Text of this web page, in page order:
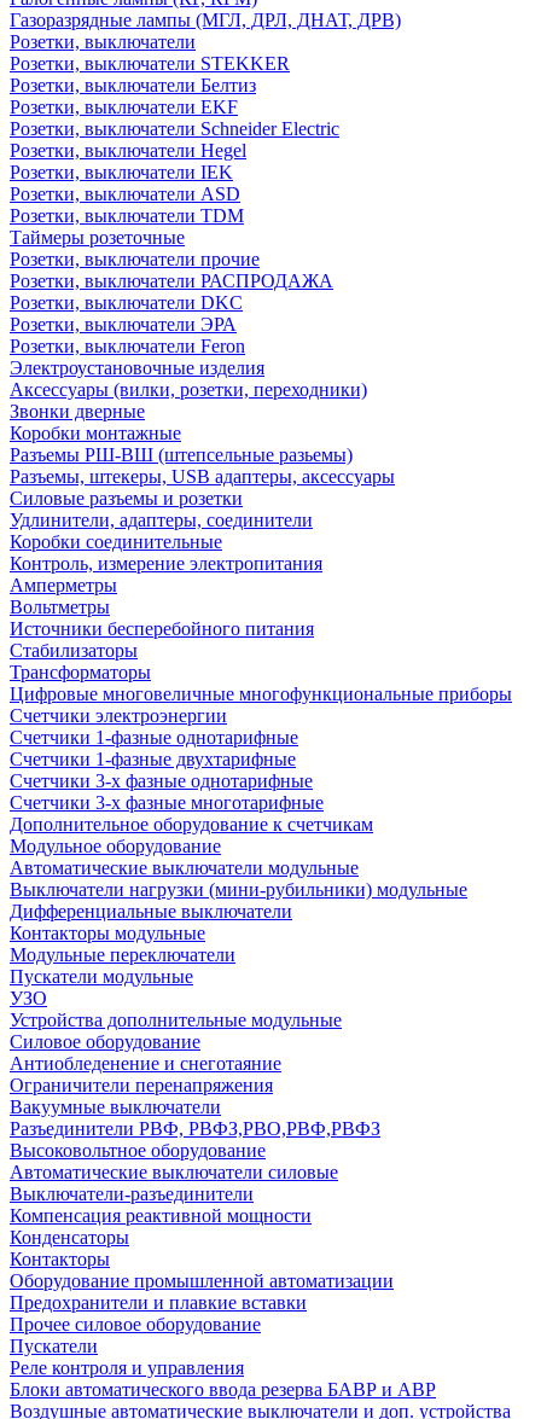
Газоразрядные лампы (МГЛ, ДРЛ, ДНАТ, ДРВ)
Розетки, выключатели
Розетки, выключатели STEKKER
Розетки, выключатели Белтиз
Розетки, выключатели EKF
Розетки, выключатели Schneider Electric
Розетки, выключатели Hegel
Розетки, выключатели IEK
Розетки, выключатели ASD
Розетки, выключатели TDM
Таймеры розеточные
Розетки, выключатели прочие
Розетки, выключатели РАСПРОДАЖА
Розетки, выключатели DKC
Розетки, выключатели ЭРА
Розетки, выключатели Feron
Электроустановочные изделия
Аксессуары (вилки, розетки, переходники)
Звонки дверные
Коробки монтажные
Разъемы РШ-ВШ (штепсельные разьемы)
Разъемы, штекеры, USB адаптеры, аксессуары
Силовые разъемы и розетки
Удлинители, адаптеры, соединители
Коробки соединительные
Контроль, измерение электропитания
Амперметры
Вольтметры
Источники бесперебойного питания
Стабилизаторы
Трансформаторы
Цифровые многовеличные многофункциональные приборы
Счетчики электроэнергии
Счетчики 1-фазные однотарифные
Счетчики 1-фазные двухтарифные
Счетчики 3-х фазные однотарифные
Счетчики 3-х фазные многотарифные
Дополнительное оборудование к счетчикам
Модульное оборудование
Автоматические выключатели модульные
Выключатели нагрузки (мини-рубильники) модульные
Дифференциальные выключатели
Контакторы модульные
Модульные переключатели
Пускатели модульные
УЗО
Устройства дополнительные модульные
Силовое оборудование
Антиобледенение и снеготаяние
Ограничители перенапряжения
Вакуумные выключатели
Разъединители РВФ, РВФЗ,РВО,РВФ,РВФЗ
Высоковольтное оборудование
Автоматические выключатели cиловые
Выключатели-разъединители
Компенсация реактивной мощности
Конденсаторы
Контакторы
Оборудование промышленной автоматизации
Предохранители и плавкие вставки
Прочее силовое оборудование
Пускатели
Реле контроля и управления
Блоки автоматического ввода резерва БАВР и АВР
Воздушные автоматические выключатели и доп. устройства